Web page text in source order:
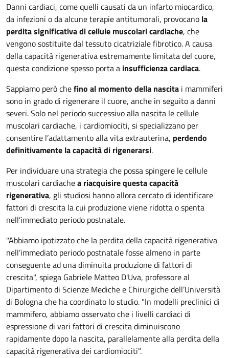
Danni cardiaci, come quelli causati da un infarto miocardico,
da infezioni o da alcune terapie antitumorali, provocano la
perdita significativa di cellule muscolari cardiache, che
vengono sostituite dal tessuto cicatriziale fibrotico. A causa
della capacità rigenerativa estremamente limitata del cuore,
questa condizione spesso porta a insufficienza cardiaca.
Sappiamo però chefino al momento della nascita i mammiferi
sono in grado di rigenerare il cuore, anche in seguito a danni
severi. Solo nel periodo successivo alla nascita le cellule
muscolari cardiache, i cardiomiociti, si specializzano per
consentire l’adattamento alla vita extrauterina, perdendo
definitivamente la capacità di rigenerarsi.
Per individuare una strategia che possa spingere le cellule
muscolari cardiachea riacquisire questa capacità
rigenerativa, gli studiosi hanno allora cercato di identificare
fattori di crescita la cui produzione viene ridotta o spenta
nell’immediato periodo postnatale.
"Abbiamo ipotizzato che la perdita della capacità rigenerativa
nell’immediato periodo postnatale fosse almeno in parte
conseguente ad una diminuita produzione di fattori di
crescita", spiega Gabriele Matteo D'Uva, professore al
Dipartimento di Scienze Mediche e Chirurgiche dell’Università
di Bologna che ha coordinato lo studio. "In modelli preclinici di
mammifero, abbiamo osservato che i livelli cardiaci di
espressione di vari fattori di crescita diminuiscono
rapidamente dopo la nascita, parallelamente alla perdita della
capacità rigenerativa dei cardiomiociti".